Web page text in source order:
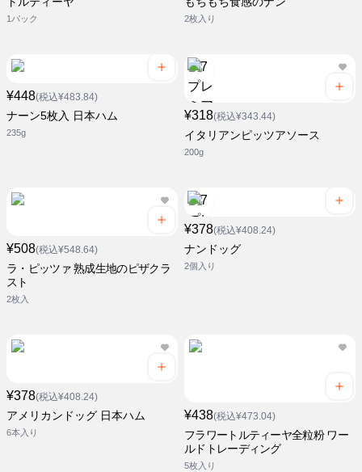
1パック 2枚入り
¥448(税込¥483.84)
ナーン5枚入 日本ハム
235g
¥318(税込¥343.44)
イタリアンピッツアソース
200g
¥508(税込¥548.64)
ラ・ピッツァ 熟成生地のピザクラ
スト
2枚入
¥378(税込¥408.24)
ナンドッグ
2個入り
¥378(税込¥408.24)
アメリカンドッグ 日本ハム
6本入り
¥438(税込¥473.04)
フラワートルティーヤ全粒粉 ワー
ルドトレーディング
5枚入り